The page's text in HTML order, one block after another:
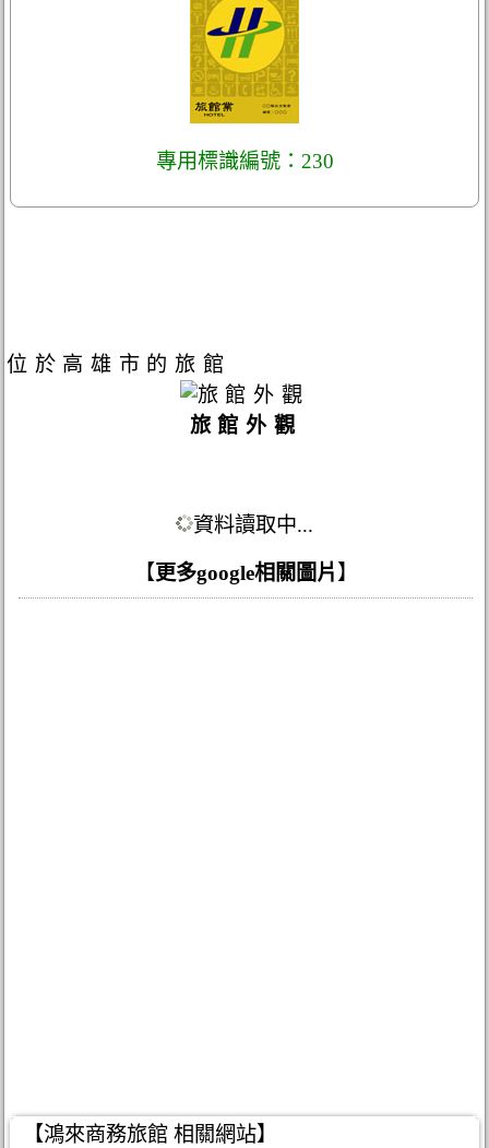
專用標識編號：230
位於高雄市的旅館
旅館外觀
資料讀取中...
【 更多google相關圖片 】
【鴻來商務旅館 相關網站】